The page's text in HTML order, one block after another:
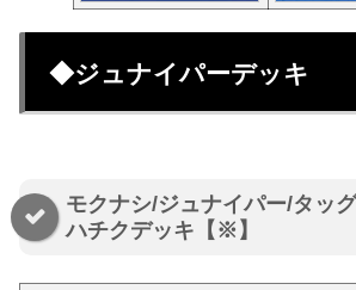
◆ジュナイパーデッキ
モクナシ/ジュナイパー/タッ
ハチクデッキ【※】